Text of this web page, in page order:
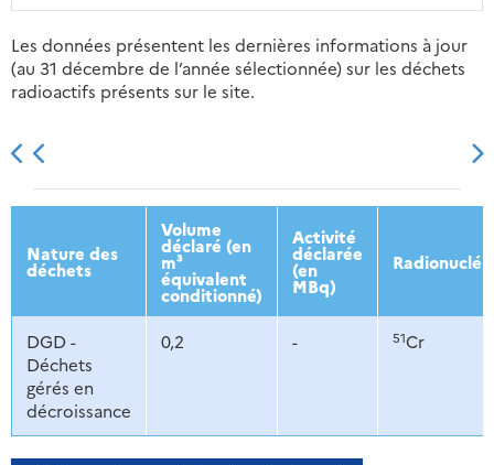
Les données présentent les dernières informations à jour
(au 31 décembre de l’année sélectionnée) sur les déchets
radioactifs présents sur le site.
2013 2014 2015 2016
Nature des
déchets
Volume
déclaré (en
m³
équivalent
conditionné)
Activité
déclarée
(en
MBq)
DGD -
Déchets
gérés en
décroissance
0,2 - 51Cr